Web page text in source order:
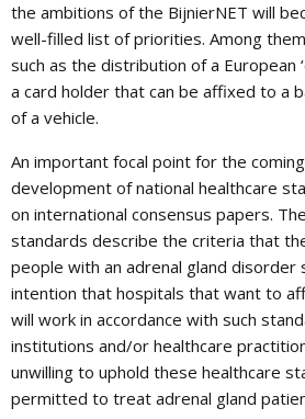
the ambitions of the BijnierNET will
well-filled list of priorities. Among
such as the distribution of a European
a card holder that can be affixed to a
of a vehicle.
An important focal point for the
development of national healthcare
on international consensus papers.
standards describe the criteria that
people with an adrenal gland disorder
intention that hospitals that want to
will work in accordance with such
institutions and/or healthcare
unwilling to uphold these healthcare
permitted to treat adrenal gland